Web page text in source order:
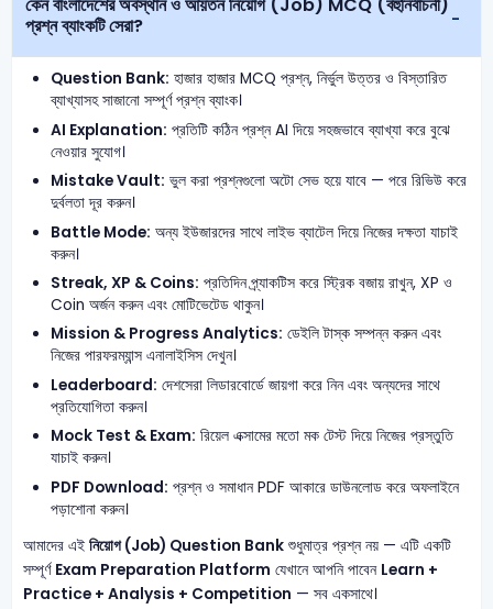
প্রশ্ন ব্যাংকটি সেরা?
Question Bank: হাজার হাজার MCQ প্রশ্ন, নির্ভুল উত্তর ও বিস্তারিত
ব্যাখ্যাসহ সাজানো সম্পূর্ণ প্রশ্ন ব্যাংক।
AI Explanation: প্রতিটি কঠিন প্রশ্ন AI দিয়ে সহজভাবে ব্যাখ্যা করে বুঝে
নেওয়ার সুযোগ।
Mistake Vault: ভুল করা প্রশ্নগুলো অটো সেভ হয়ে যাবে — পরে রিভিউ করে
দুর্বলতা দূর করুন।
Battle Mode: অন্য ইউজারদের সাথে লাইভ ব্যাটেল দিয়ে নিজের দক্ষতা যাচাই
করুন।
Streak, XP & Coins: প্রতিদিন প্র্যাকটিস করে স্ট্রিক বজায় রাখুন, XP ও
Coin অর্জন করুন এবং মোটিভেটেড থাকুন।
Mission & Progress Analytics: ডেইলি টাস্ক সম্পন্ন করুন এবং
নিজের পারফরম্যান্স এনালাইসিস দেখুন।
Leaderboard: দেশসেরা লিডারবোর্ডে জায়গা করে নিন এবং অন্যদের সাথে
প্রতিযোগিতা করুন।
Mock Test & Exam: রিয়েল এক্সামের মতো মক টেস্ট দিয়ে নিজের প্রস্তুতি
যাচাই করুন।
PDF Download: প্রশ্ন ও সমাধান PDF আকারে ডাউনলোড করে অফলাইনে
পড়াশোনা করুন।
আমাদের এই নিয়োগ (Job) Question Bankশুধুমাত্র প্রশ্ন নয় — এটি একটি
সম্পূর্ণ Exam Preparation Platform যেখানে আপনি পাবেন Learn +
Practice + Analysis + Competition — সব একসাথে।